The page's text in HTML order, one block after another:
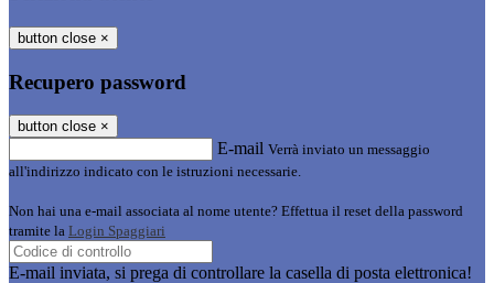
button close ×
Recupero password
button close ×
E-mail Verrà inviato un messaggio
all'indirizzo indicato con le istruzioni necessarie.
Non hai una e-mail associata al nome utente? Effettua il reset della password
tramite la Login Spaggiari
E-mail inviata, si prega di controllare la casella di posta elettronica!